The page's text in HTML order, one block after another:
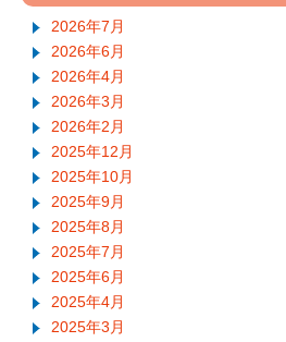
2026年7月
2026年6月
2026年4月
2026年3月
2026年2月
2025年12月
2025年10月
2025年9月
2025年8月
2025年7月
2025年6月
2025年4月
2025年3月